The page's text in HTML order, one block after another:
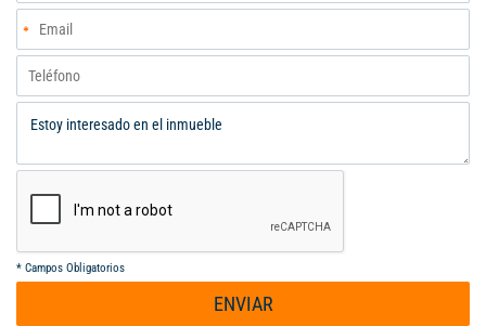
* Campos Obligatorios
ENVIAR